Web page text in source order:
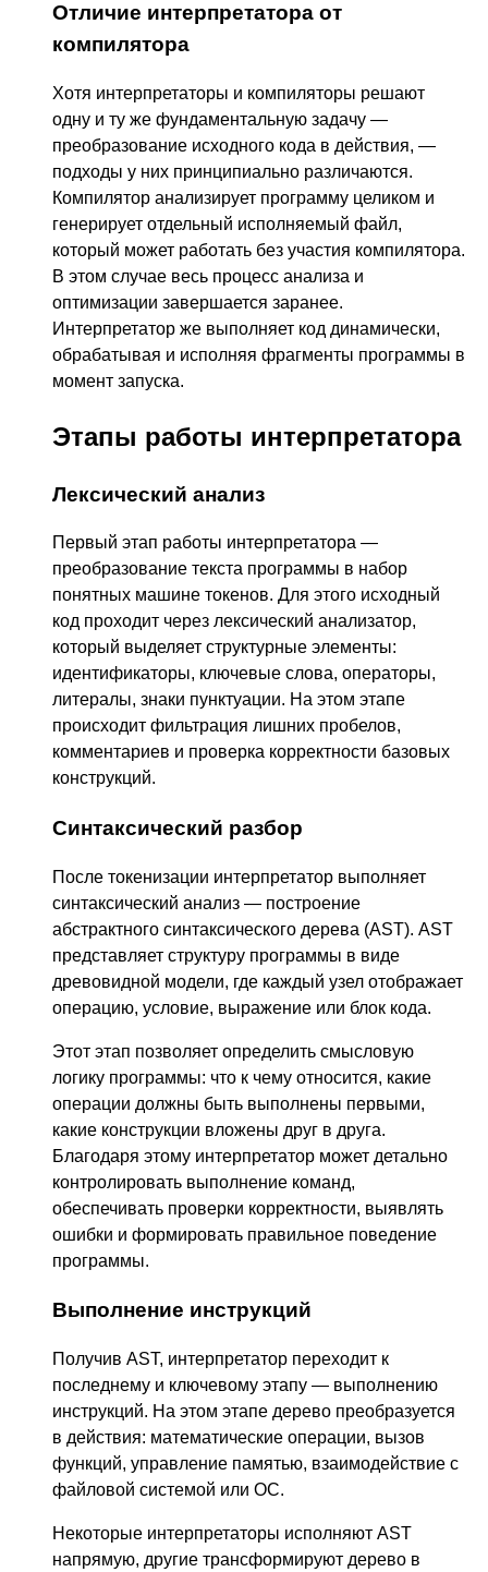
Отличие интерпретатора от
компилятора
Хотя интерпретаторы и компиляторы решают
одну и ту же фундаментальную задачу —
преобразование исходного кода в действия, —
подходы у них принципиально различаются.
Компилятор анализирует программу целиком и
генерирует отдельный исполняемый файл,
который может работать без участия компилятора.
В этом случае весь процесс анализа и
оптимизации завершается заранее.
Интерпретатор же выполняет код динамически,
обрабатывая и исполняя фрагменты программы в
момент запуска.
Этапы работы интерпретатора
Лексический анализ
Первый этап работы интерпретатора —
преобразование текста программы в набор
понятных машине токенов. Для этого исходный
код проходит через лексический анализатор,
который выделяет структурные элементы:
идентификаторы, ключевые слова, операторы,
литералы, знаки пунктуации. На этом этапе
происходит фильтрация лишних пробелов,
комментариев и проверка корректности базовых
конструкций.
Синтаксический разбор
После токенизации интерпретатор выполняет
синтаксический анализ — построение
абстрактного синтаксического дерева (AST). AST
представляет структуру программы в виде
древовидной модели, где каждый узел отображает
операцию, условие, выражение или блок кода.
Этот этап позволяет определить смысловую
логику программы: что к чему относится, какие
операции должны быть выполнены первыми,
какие конструкции вложены друг в друга.
Благодаря этому интерпретатор может детально
контролировать выполнение команд,
обеспечивать проверки корректности, выявлять
ошибки и формировать правильное поведение
программы.
Выполнение инструкций
Получив AST, интерпретатор переходит к
последнему и ключевому этапу — выполнению
инструкций. На этом этапе дерево преобразуется
в действия: математические операции, вызов
функций, управление памятью, взаимодействие с
файловой системой или ОС.
Некоторые интерпретаторы исполняют AST
напрямую, другие трансформируют дерево в